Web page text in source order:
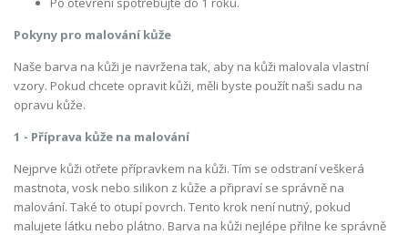
Pokyny pro malování kůže
Naše barva na kůži je navržena tak, aby na kůži malovala vlastní
vzory. Pokud chcete opravit kůži, měli byste použít naši sadu na
opravu kůže.
1 - Příprava kůže na malování
Nejprve kůži otřete přípravkem na kůži. Tím se odstraní veškerá
mastnota, vosk nebo silikon z kůže a připraví se správně na
malování. Také to otupí povrch. Tento krok není nutný, pokud
malujete látku nebo plátno. Barva na kůži nejlépe přilne ke správně